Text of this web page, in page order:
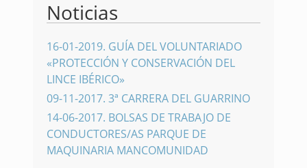
Noticias
16-01-2019. GUÍA DEL VOLUNTARIADO
«PROTECCIÓN Y CONSERVACIÓN DEL
LINCE IBÉRICO»
09-11-2017. 3ª CARRERA DEL GUARRINO
14-06-2017. BOLSAS DE TRABAJO DE
CONDUCTORES/AS PARQUE DE
MAQUINARIA MANCOMUNIDAD